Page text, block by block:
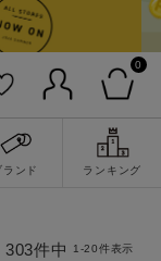
0
ランド ランキング
303件中 1-20件表示